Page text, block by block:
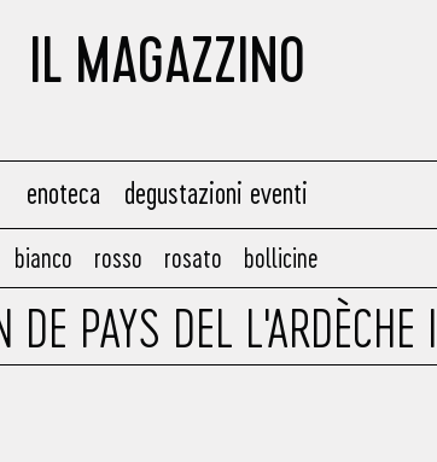
IL MAGAZZINO
enoteca degustazioni eventi
bianco rosso rosato bollicine
PAYS DEL L'ARDÈCHE